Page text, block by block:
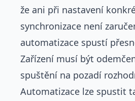
že ani při nastavení
synchronizace není
automatizace spustí
Zařízení musí být
spuštění na pozadí
Automatizace lze spustit